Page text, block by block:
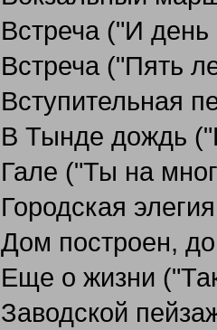
Встреча ("И день
Встреча ("Пять
Вступительная
В Тынде дождь
Гале ("Ты на
Городская
Дом построен,
Еще о жизни
Заводской